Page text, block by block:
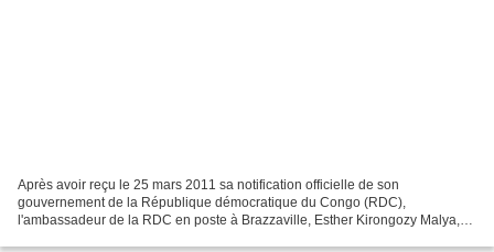
Après avoir reçu le 25 mars 2011 sa notification officielle de son
gouvernement de la République démocratique du Congo (RDC),
l'ambassadeur de la RDC en poste à Brazzaville, Esther Kirongozy Malya,